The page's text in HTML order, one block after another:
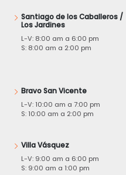
Santiago de los Caballeros /
Los Jardines
L-V: 8:00 am a 6:00 pm
S: 8:00 am a 2:00 pm
Bravo San Vicente
L-V: 10:00 am a 7:00 pm
S: 10:00 am a 2:00 pm
Villa Vásquez
L-V: 9:00 am a 6:00 pm
S: 9:00 am a 1:00 pm